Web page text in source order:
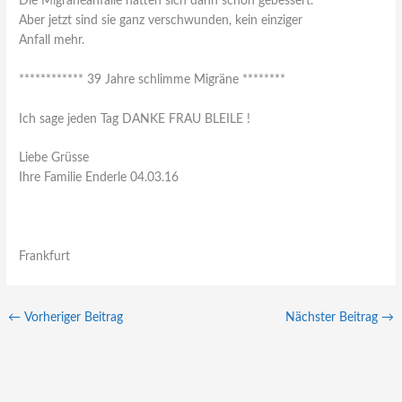
Aber jetzt sind sie ganz verschwunden, kein einziger
Anfall mehr.
************ 39 Jahre schlimme Migräne ********
Ich sage jeden Tag DANKE FRAU BLEILE !
Liebe Grüsse
Ihre Familie Enderle 04.03.16
Frankfurt
← Vorheriger Beitrag Nächster Beitrag →